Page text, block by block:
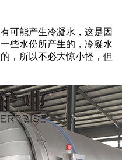
产生冷凝水，这是因
水份所产生的，冷凝水
，所以不必大惊小怪，但